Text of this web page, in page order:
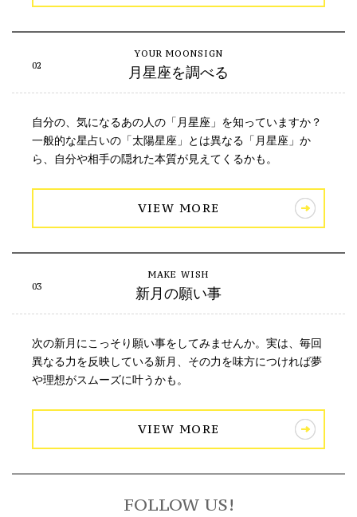
月星座を調べる
自分の、気になるあの人の「月星座」を知っていますか？
一般的な星占いの「太陽星座」とは異なる「月星座」か
ら、自分や相手の隠れた本質が見えてくるかも。
VIEW MORE
新月の願い事
次の新月にこっそり願い事をしてみませんか。実は、毎回
異なる力を反映している新月、その力を味方につければ夢
や理想がスムーズに叶うかも。
VIEW MORE
FOLLOW US!